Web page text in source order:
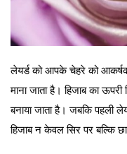
लेयर्ड को आपके चेहरे को
माना जाता है। हिजाब का
बनाया जाता है। जबकि पहली
हिजाब न केवल सिर पर बल्कि